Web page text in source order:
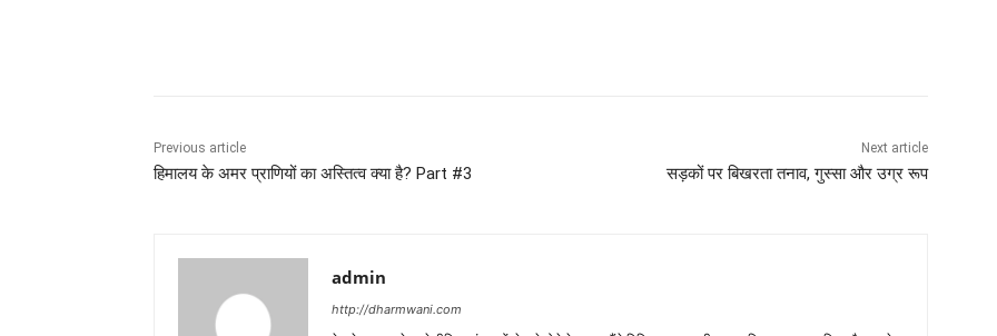
Previous article
हिमालय के अमर प्राणियों का अस्तित्व क्या है? Part #3
Next article
सड़कों पर बिखरता तनाव, गुस्सा और उग्र रूप
admin
http://dharmwani.com